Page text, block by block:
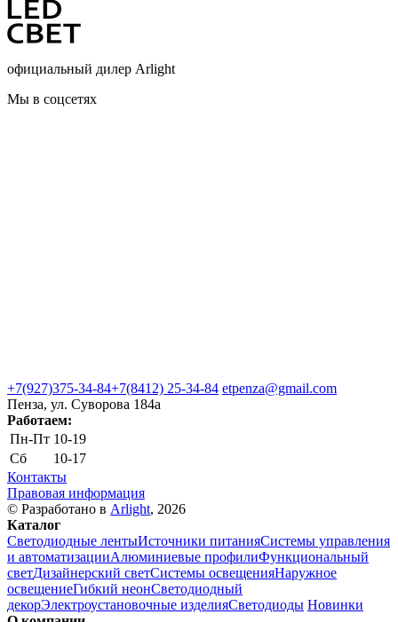
официальный дилер Arlight
Мы в соцсетях
+7(927)375-34-84+7(8412) 25-34-84 etpenza@gmail.com
Пенза, ул. Cуворова 184а
Работаем:
Пн-Пт 10-19
Сб
10-17
Контакты
Правовая информация
© Разработано в Arlight, 2026
Каталог
Светодиодные лентыИсточники питанияСистемы управления
и автоматизацииАлюминиевые профилиФункциональный
светДизайнерский светСистемы освещенияНаружное
освещениеГибкий неонСветодиодный
декорЭлектроустановочные изделияСветодиоды Новинки